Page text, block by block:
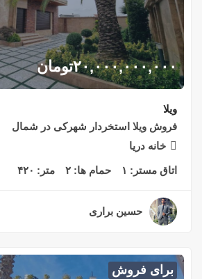
۲۰,۰۰۰,۰۰۰,۰۰۰تومان
ویلا
فروش ویلا استخردار شهرکی در شمال
خانه دریا
اتاق مستر: ۱ حمام ها: ۲ متر: ۴۲۰
حسین براری
برای فروش